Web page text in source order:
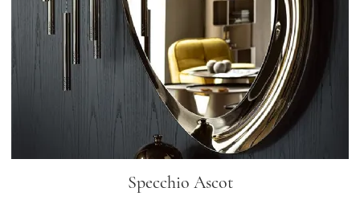
Specchio Ascot